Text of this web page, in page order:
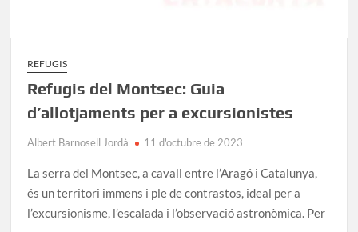
REFUGIS
Refugis del Montsec: Guia
d’allotjaments per a excursionistes
Albert Barnosell Jordà 11 d'octubre de 2023
La serra del Montsec, a cavall entre l’Aragó i Catalunya,
és un territori immens i ple de contrastos, ideal per a
l’excursionisme, l’escalada i l’observació astronòmica. Per